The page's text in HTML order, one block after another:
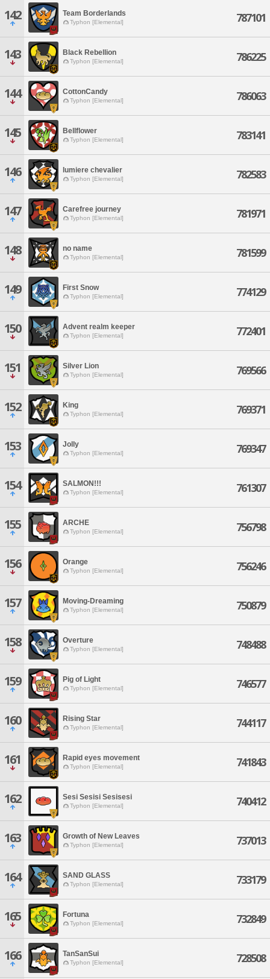
142 Team Borderlands
Typhon [Elemental] 787101
143 Black Rebellion
Typhon [Elemental] 786225
144 CottonCandy
Typhon [Elemental] 786063
145 Bellflower
Typhon [Elemental] 783141
146 lumiere chevalier
Typhon [Elemental] 782583
147 Carefree journey
Typhon [Elemental] 781971
148 no name
Typhon [Elemental] 781599
149 First Snow
Typhon [Elemental] 774129
150 Advent realm keeper
Typhon [Elemental] 772401
151 Silver Lion
Typhon [Elemental] 769566
152 King
Typhon [Elemental] 769371
153 Jolly
Typhon [Elemental] 769347
154 SALMON!!!
Typhon [Elemental] 761307
155 ARCHE
Typhon [Elemental] 756798
156 Orange
Typhon [Elemental] 756246
157 Moving-Dreaming
Typhon [Elemental] 750879
158 Overture
Typhon [Elemental] 748488
159 Pig of Light
Typhon [Elemental] 746577
160 Rising Star
Typhon [Elemental] 744117
161 Rapid eyes movement
Typhon [Elemental] 741843
162 Sesi Sesisi Sesisesi
Typhon [Elemental] 740412
163 Growth of New Leaves
Typhon [Elemental] 737013
164 SAND GLASS
Typhon [Elemental] 733179
165 Fortuna
Typhon [Elemental] 732849
166 TanSanSui
Typhon [Elemental] 728508